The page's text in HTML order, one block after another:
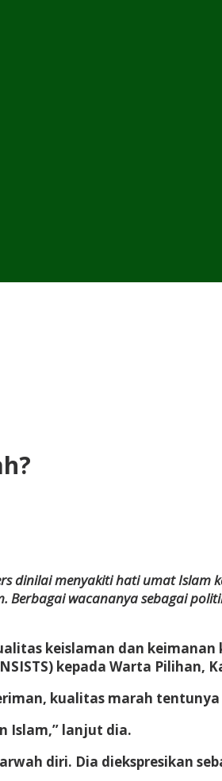
dinilai menyakiti hati umat
wacananya sebagai
keislaman dan
kepada Warta Pilihan,
kualitas marah
Islam,” lanjut dia.
diri. Dia diekspresikan